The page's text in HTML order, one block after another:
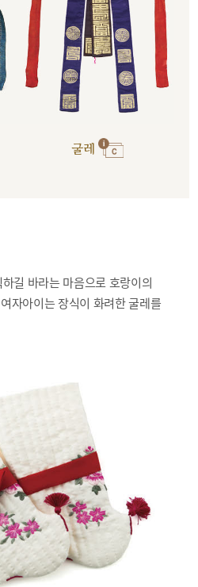
굴레
길 바라는 마음으로 호랑이의
자아이는 장식이 화려한 굴레를